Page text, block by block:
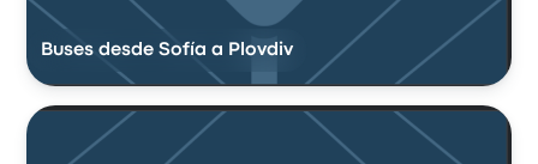
Buses desde Sofía a Plovdiv